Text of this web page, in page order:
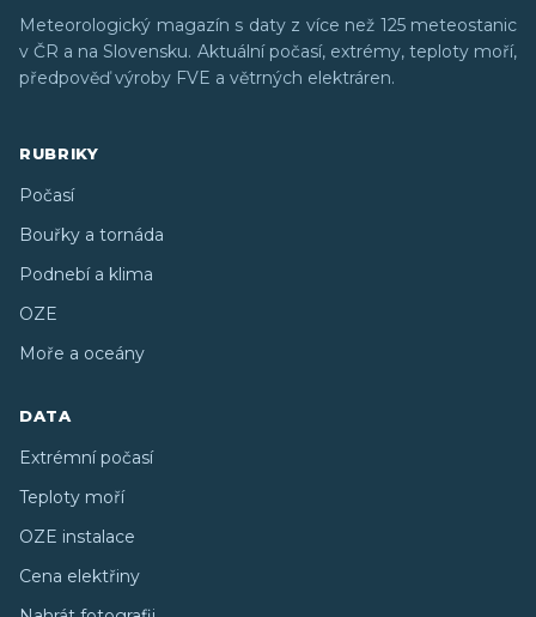
Meteorologický magazín s daty z více než 125 meteostanic
v ČR a na Slovensku. Aktuální počasí, extrémy, teploty moří,
předpověď výroby FVE a větrných elektráren.
RUBRIKY
Počasí
Bouřky a tornáda
Podnebí a klima
OZE
Moře a oceány
DATA
Extrémní počasí
Teploty moří
OZE instalace
Cena elektřiny